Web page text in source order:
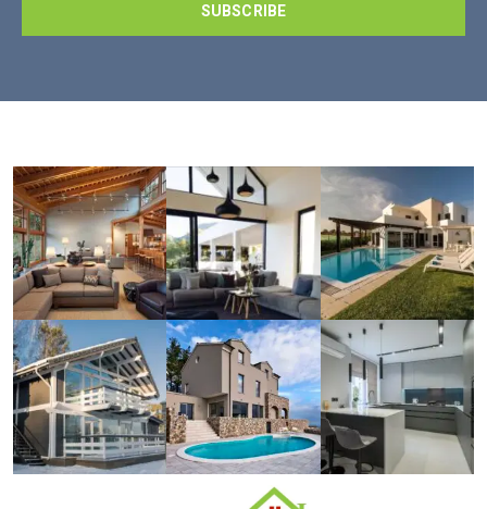
SUBSCRIBE